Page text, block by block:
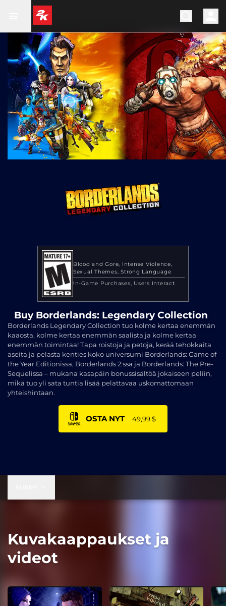
Blood and Gore Intense Violence
Sexual Themes Strong Language
In-Game Purchases
Users Interact
Buy Borderlands: Legendary Collection
Borderlands Legendary Collection tuo kolme kertaa enemmän
kaaosta, kolme kertaa enemmän saalista ja kolme kertaa
enemmän toimintaa! Tapa roistoja ja petoja, kerää tehokkaita
aseita ja pelasta kenties koko universumi Borderlands: Game of
the Year Editionissa, Borderlands 2:ssa ja Borderlands: The Pre-
Sequelissa – mukana kasapäin bonussisältöä jokaiseen peliin,
mikä tuo yli sata tuntia lisää pelattavaa uskomattomaan
yhteishintaan.
OSTA NYT 49,99 $
Kuvakaappaukset ja
videot